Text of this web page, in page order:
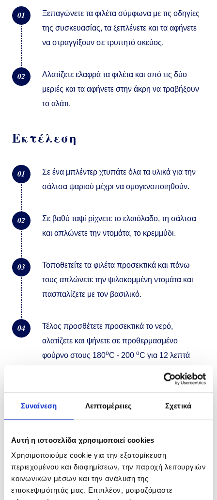
Συναίνεση Λεπτομέρειες Σχετικά
Αυτή η ιστοσελίδα χρησιμοποιεί cookies
Χρησιμοποιούμε cookie για την εξατομίκευση
περιεχομένου και διαφημίσεων, την παροχή λειτουργιών
κοινωνικών μέσων και την ανάλυση της
επισκεψιμότητάς μας. Επιπλέον, μοιραζόμαστε
01
Ξεπαγώνετε τα φιλέτα σύμφωνα με τις οδηγίες
της συσκευασίας, τα ξεπλένετε και τα αφήνετε
να στραγγίξουν σε τρυπητό σκεύος.
02
Αλατίζετε ελαφρά τα φιλέτα και από τις δύο
μεριές και τα αφήνετε στην άκρη να τραβήξουν
το αλάτι.
Εκτέλεση
01
Σε ένα μπλέντερ χτυπάτε όλα τα υλικά για την
σάλτσα ψαριού μέχρι να ομογενοποιηθούν.
02
Σε βαθύ ταψί ρίχνετε το ελαιόλαδο, τη σάλτσα
και απλώνετε την ντομάτα, το κρεμμύδι.
03
Τοποθετείτε τα φιλέτα προσεκτικά και πάνω
τους απλώνετε την ψιλοκομμένη ντομάτα και
πασπαλίζετε με τον βασιλικό.
04
Τέλος προσθέτετε προσεκτικά το νερό,
αλατίζετε και ψήνετε σε προθερμασμένο
φούρνο στους 180oC - 200 oC για 12 λεπτά
Μπορείτε να συνοδεύσετε το πιάτο με βραστά